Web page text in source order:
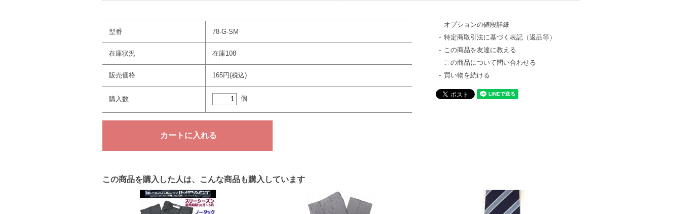
型番 78-G-SM
在庫状況 在庫108
販売価格 165円(税込)
購入数 個
オプションの値段詳細
特定商取引法に基づく表記（返品等）
この商品を友達に教える
この商品について問い合わせる
買い物を続ける
この商品を購入した人は、こんな商品も購入しています